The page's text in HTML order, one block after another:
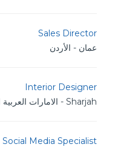
Sales Director
عمان - الأردن
Interior Designer
Sharjah - الامارات العربية المتحدة
Social Media Specialist